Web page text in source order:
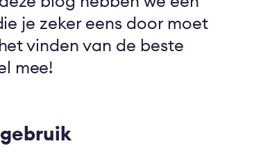
je zeker eens door moet
vinden van de beste
mee!